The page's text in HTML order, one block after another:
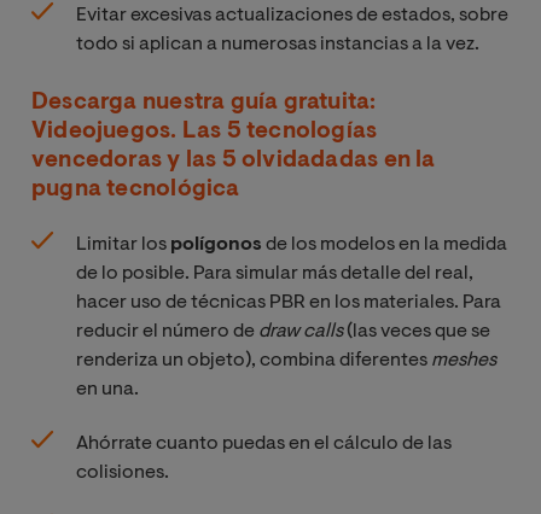
Evitar excesivas actualizaciones de estados, sobre
todo si aplican a numerosas instancias a la vez.
Descarga nuestra guía gratuita:
Videojuegos. Las 5 tecnologías
vencedoras y las 5 olvidadadas en la
pugna tecnológica
Limitar los polígonos de los modelos en la medida
de lo posible. Para simular más detalle del real,
hacer uso de técnicas PBR en los materiales. Para
reducir el número de draw calls(las veces que se
renderiza un objeto), combina diferentes meshes
en una.
Ahórrate cuanto puedas en el cálculo de las
colisiones.